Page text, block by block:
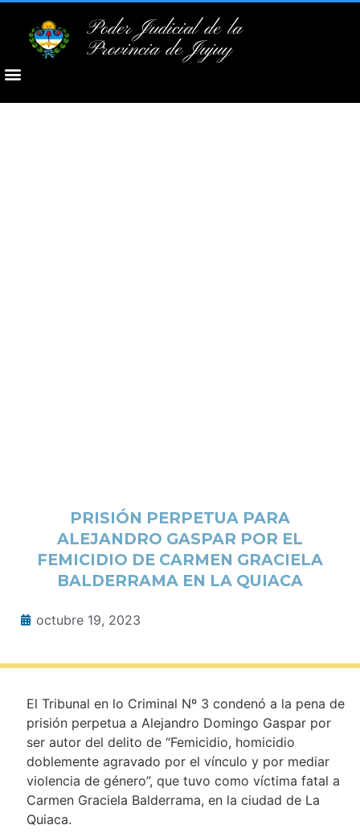
Poder Judicial de la
Provincia de Jujuy
PRISIÓN PERPETUA PARA
ALEJANDRO GASPAR POR EL
FEMICIDIO DE CARMEN GRACIELA
BALDERRAMA EN LA QUIACA
octubre 19, 2023
El Tribunal en lo Criminal Nº 3 condenó a la pena de
prisión perpetua a Alejandro Domingo Gaspar por
ser autor del delito de “Femicidio, homicidio
doblemente agravado por el vínculo y por mediar
violencia de género”, que tuvo como víctima fatal a
Carmen Graciela Balderrama, en la ciudad de La
Quiaca.